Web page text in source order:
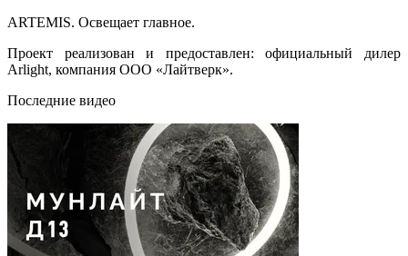
ARTEMIS. Освещает главное.
Проект реализован и предоставлен: официальный дилер
Arlight, компания ООО «Лайтверк».
Последние видео